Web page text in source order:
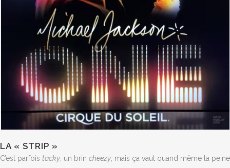
LA « STRIP »
C’est parfois tacky, un brin cheezy, mais ça vaut quand même la